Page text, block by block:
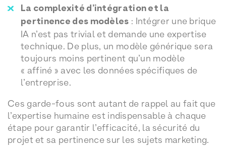
La complexité d’intégration et la
pertinence des modèles : Intégrer une brique
IA n’est pas trivial et demande une expertise
technique. De plus, un modèle générique sera
toujours moins pertinent qu’un modèle
« affiné » avec les données spécifiques de
l’entreprise.
Ces garde-fous sont autant de rappel au fait que
l’expertise humaine est indispensable à chaque
étape pour garantir l’efficacité, la sécurité du
projet et sa pertinence sur les sujets marketing.